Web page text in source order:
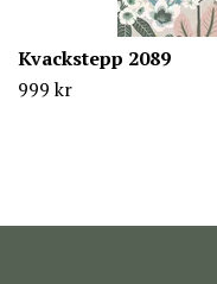
Kvackstepp 2089
999 kr